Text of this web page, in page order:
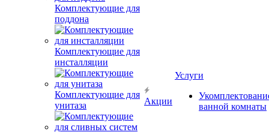
Комплектующие для
поддона
Комплектующие для
инсталляции
Комплектующие для
унитаза
Акции
Услуги
ванной комнаты